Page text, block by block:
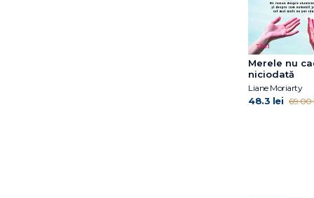
Merele nu
niciodată
Liane Moriarty
48.3 lei 69.00